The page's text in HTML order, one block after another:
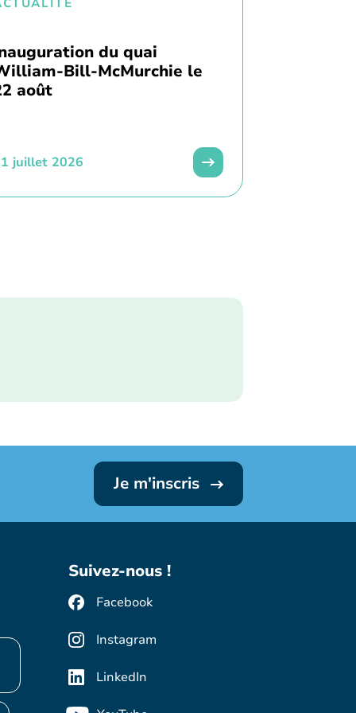
du quai
Bill-McMurchie le
août
juillet 2026
Je m'inscris
Suivez-nous !
Facebook
Instagram
LinkedIn